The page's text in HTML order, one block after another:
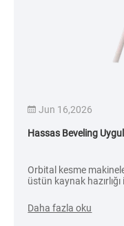
Jun 16,2026
Hassas Beveling
Orbital kesme
üstün kaynak
pahlamayı nasıl
Daha fazla oku